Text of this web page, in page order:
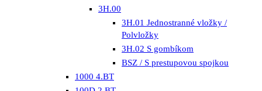
3H.00
3H.01 Jednostranné vložky /
Polvložky
3H.02 S gombíkom
BSZ / S prestupovou spojkou
1000 4.BT